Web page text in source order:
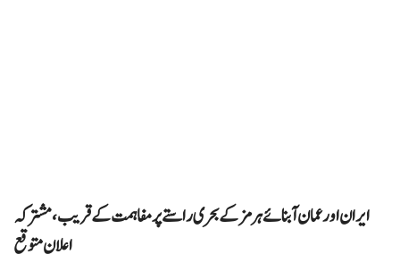
ایران اور عمان آبنائے ہرمز کے بحری راستے پر مفاہمت کے قریب، مشترکہ
اعلان متوقع